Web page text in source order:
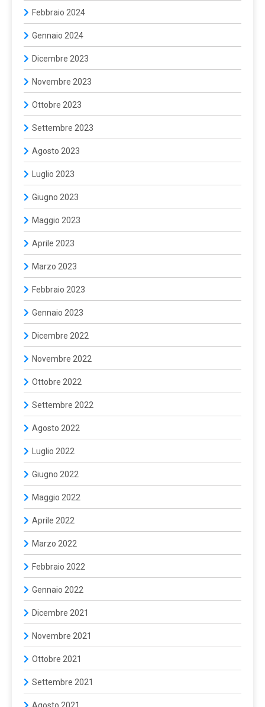
Febbraio 2024
Gennaio 2024
Dicembre 2023
Novembre 2023
Ottobre 2023
Settembre 2023
Agosto 2023
Luglio 2023
Giugno 2023
Maggio 2023
Aprile 2023
Marzo 2023
Febbraio 2023
Gennaio 2023
Dicembre 2022
Novembre 2022
Ottobre 2022
Settembre 2022
Agosto 2022
Luglio 2022
Giugno 2022
Maggio 2022
Aprile 2022
Marzo 2022
Febbraio 2022
Gennaio 2022
Dicembre 2021
Novembre 2021
Ottobre 2021
Settembre 2021
Agosto 2021